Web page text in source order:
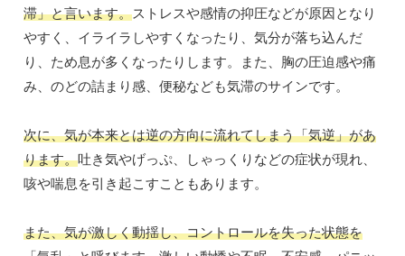
滞」と言います。ストレスや感情の抑圧などが原因となり
やすく、イライラしやすくなったり、気分が落ち込んだ
り、ため息が多くなったりします。また、胸の圧迫感や痛
み、のどの詰まり感、便秘なども気滞のサインです。
次に、気が本来とは逆の方向に流れてしまう「気逆」があ
ります。吐き気やげっぷ、しゃっくりなどの症状が現れ、
咳や喘息を引き起こすこともあります。
また、気が激しく動揺し、コントロールを失った状態を